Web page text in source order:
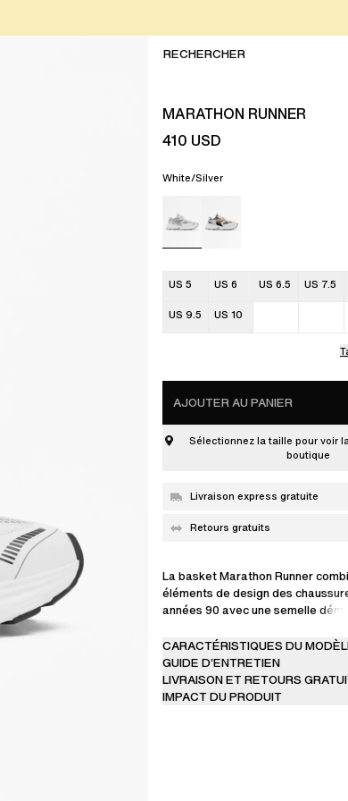
MARATHON RUNNER
410 USD
White/Silver
US 5 US 6 US 6.5 US 7.5
US 9.5 US 10
AJOUTER AU PANIER
Sélectionnez la taille pour voir
boutique
Livraison express gratuite
Retours gratuits
La basket Marathon Runner
éléments de design des
années 90 avec une semelle
chaussure présente une tige à
empiècements en maille protégés
transfert en PU. Ce modèle
semelles épaisses en caoutchouc
CARACTÉRISTIQUES DU
GUIDE D’ENTRETIEN
LIVRAISON ET RETOURS
IMPACT DU PRODUIT